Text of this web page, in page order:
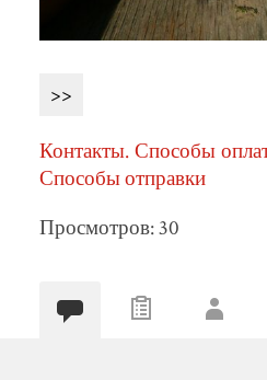
>>
Контакты. Способы
Способы отправки
Просмотров: 30